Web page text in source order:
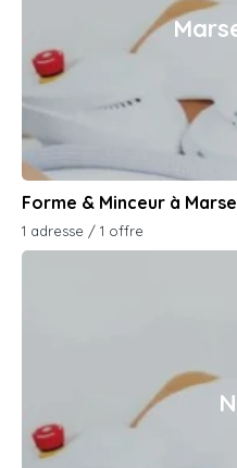
Forme & Minceur à
1 adresse / 1 offre